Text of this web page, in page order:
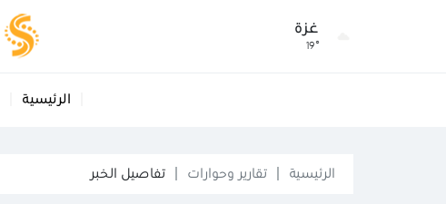
غزة
19°
الرئيسية
الرئيسية تقارير وحوارات تفاصيل الخبر